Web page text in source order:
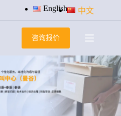
English 中文
咨询报价